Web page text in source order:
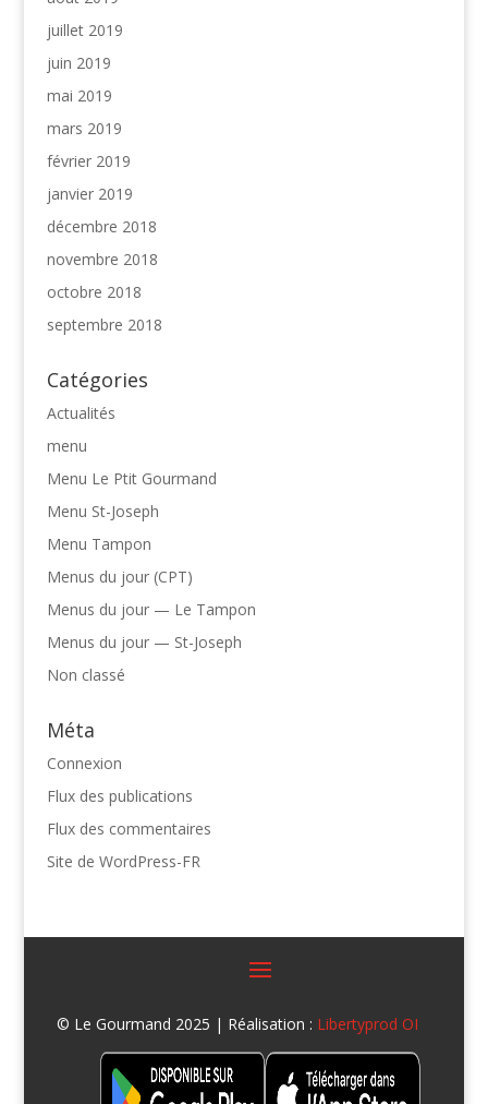
juillet 2019
juin 2019
mai 2019
mars 2019
février 2019
janvier 2019
décembre 2018
novembre 2018
octobre 2018
septembre 2018
Catégories
Actualités
menu
Menu Le Ptit Gourmand
Menu St-Joseph
Menu Tampon
Menus du jour (CPT)
Menus du jour — Le Tampon
Menus du jour — St-Joseph
Non classé
Méta
Connexion
Flux des publications
Flux des commentaires
Site de WordPress-FR
© Le Gourmand 2025 | Réalisation : Libertyprod OI